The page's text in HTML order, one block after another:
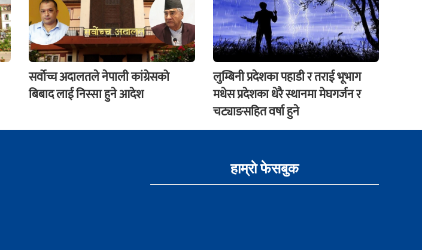
सर्वोच्च अदालतले नेपाली कांग्रेसको
बिबाद लाई निस्सा हुने आदेश
लुम्बिनी प्रदेशका पहाडी र तराई भूभाग
मधेस प्रदेशका धेरै स्थानमा मेघगर्जन र
चट्याङसहित वर्षा हुने
हाम्राे फेसबुक